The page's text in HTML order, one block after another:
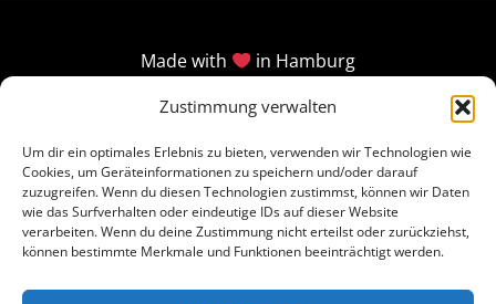
Zustimmung verwalten
Um dir ein optimales Erlebnis zu bieten, verwenden wir Technologien wie
Cookies, um Geräteinformationen zu speichern und/oder darauf
zuzugreifen. Wenn du diesen Technologien zustimmst, können wir Daten
wie das Surfverhalten oder eindeutige IDs auf dieser Website
verarbeiten. Wenn du deine Zustimmung nicht erteilst oder zurückziehst,
können bestimmte Merkmale und Funktionen beeinträchtigt werden.
Made with in Hamburg